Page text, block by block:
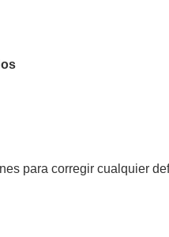
para corregir cualquier